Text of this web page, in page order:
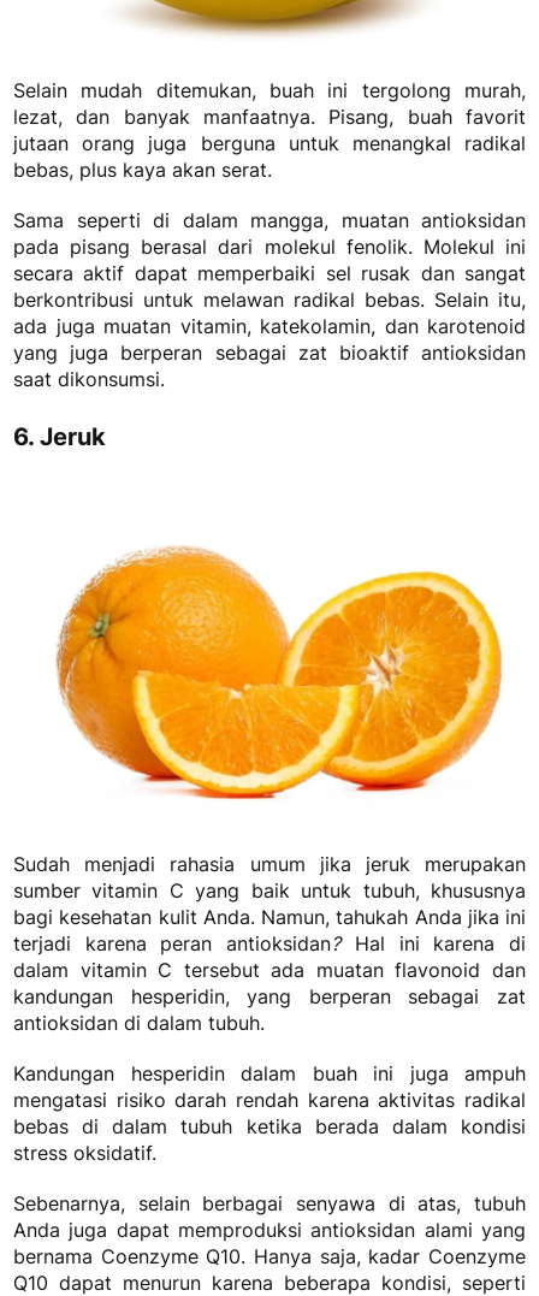
Selain mudah ditemukan, buah ini tergolong murah,
lezat, dan banyak manfaatnya. Pisang, buah favorit
jutaan orang juga berguna untuk menangkal radikal
bebas, plus kaya akan serat.
Sama seperti di dalam mangga, muatan antioksidan
pada pisang berasal dari molekul fenolik. Molekul ini
secara aktif dapat memperbaiki sel rusak dan sangat
berkontribusi untuk melawan radikal bebas. Selain itu,
ada juga muatan vitamin, katekolamin, dan karotenoid
yang juga berperan sebagai zat bioaktif antioksidan
saat dikonsumsi.
6. Jeruk
Sudah menjadi rahasia umum jika jeruk merupakan
sumber vitamin C yang baik untuk tubuh, khususnya
bagi kesehatan kulit Anda. Namun, tahukah Anda jika ini
terjadi karena peran antioksidan?Hal ini karena di
dalam vitamin C tersebut ada muatan flavonoid dan
kandungan hesperidin, yang berperan sebagai zat
antioksidan di dalam tubuh.
Kandungan hesperidin dalam buah ini juga ampuh
mengatasi risiko darah rendah karena aktivitas radikal
bebas di dalam tubuh ketika berada dalam kondisi
stress oksidatif.
Sebenarnya, selain berbagai senyawa di atas, tubuh
Anda juga dapat memproduksi antioksidan alami yang
bernama Coenzyme Q10. Hanya saja, kadar Coenzyme
Q10 dapat menurun karena beberapa kondisi, seperti